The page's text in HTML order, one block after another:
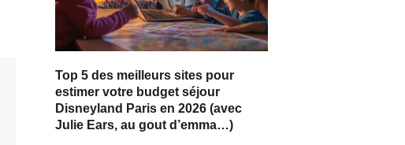
Top 5 des meilleurs sites pour
estimer votre budget séjour
Disneyland Paris en 2026 (avec
Julie Ears, au gout d’emma…)